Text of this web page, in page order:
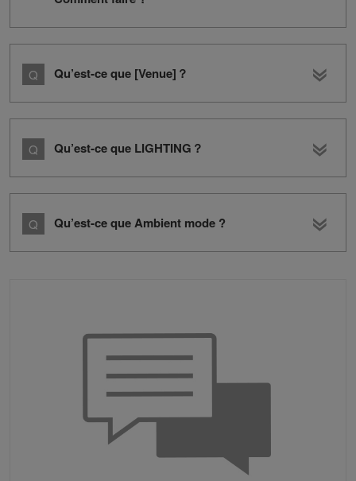
Qu’est-ce que [Venue]？
Qu’est-ce que LIGHTING？
Qu’est-ce que Ambient mode ?